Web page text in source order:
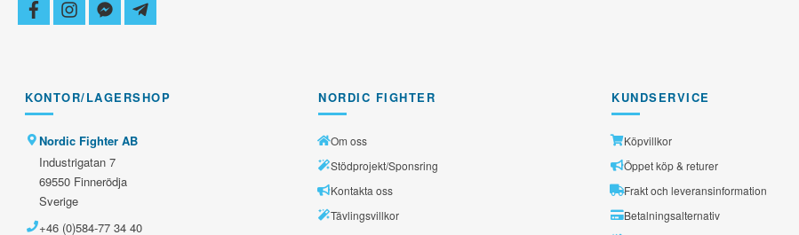
facebookinstagram
facebook-
messenger
telegram-
plane
KONTOR/LAGERSHOP
Nordic Fighter AB
Industrigatan 7
69550 Finnerödja
Sverige
+46 (0)584-77 34 40
NORDIC FIGHTER
Om oss
Stödprojekt/Sponsring
Kontakta oss
Tävlingsvillkor
KUNDSERVICE
Köpvillkor
Öppet köp & returer
Frakt och leveransinformation
Betalningsalternativ